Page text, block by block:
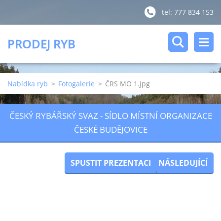
tel: 777 834 153
PRODEJ RYB
Nabídka ryb > Fotogalerie > ČRS MO 1.jpg
ČESKÝ RYBÁŘSKÝ SVAZ - SÍDLO MÍSTNÍ ORGANIZACE
ČESKÉ BUDĚJOVICE
SPUSTIT PREZENTACI NÁSLEDUJÍCÍ